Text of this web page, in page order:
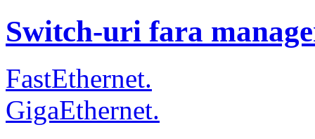
Switch-uri fara
FastEthernet.
GigaEthernet.